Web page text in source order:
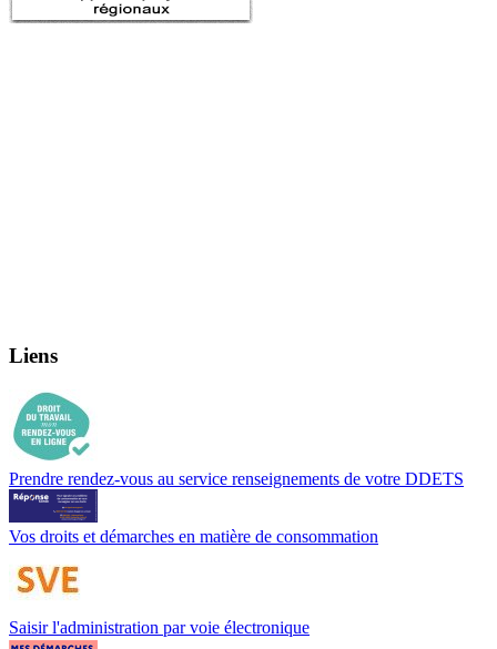
Liens
Prendre rendez-vous au service renseignements de votre DDETS
Vos droits et démarches en matière de consommation
Saisir l'administration par voie électronique